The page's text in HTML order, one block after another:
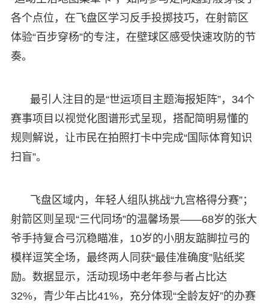
各个点位，在飞盘区学习反手投掷技巧，在射箭区
体验“百步穿杨”的专注，在壁球区感受快速攻防的节
奏。
最引人注目的是“世运项目主题海报矩阵”，34个
赛事项目以视觉化图谱形式呈现，搭配简明易懂的
规则解说，让市民在拍照打卡中完成“国际体育知识
扫盲”。
飞盘区域内，年轻人组队挑战“九宫格得分赛”；
射箭区则呈现“三代同场”的温馨场景——68岁的张大
爷手持复合弓沉稳瞄准，10岁的小朋友踮脚拉弓的
模样逗笑全场，最终两人同获“最佳准确度”贴纸奖
励。数据显示，活动现场中老年参与者占比达
32%，青少年占比41%，充分体现“全龄友好”的办赛